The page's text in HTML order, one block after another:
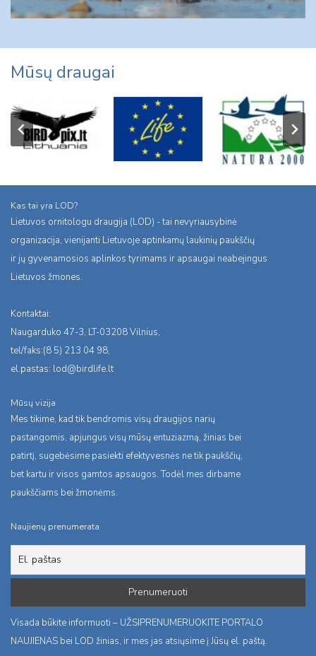
Mūsų draugai
Kas tai yra LOD?
Lietuvos ornitologu draugija (LOD) - tai nevyriausybinė
organizacija, vienijanti Lietuvoje aptinkamų laukinių paukščių
ir jų gyvenamosios aplinkos tyrimams ir apsaugai neabejingus
Lietuvos žmones.
Kontaktai:
Naugarduko 47-3, LT-03208 Vilnius,
tel/faks:(8 5) 213 04 98,
el.pastas: lod@birdlife.lt
Mūsų vizija
Mes tikime, kad tik bendromis visų draugijos narių
pastangomis, apjungus visų mūsų entuziazmą, žinias bei
patirtį, sugebėsime pasiekti efektyvesnės ne tik paukščių,
bet kartu ir visos gamtos apsaugos. Todėl mes dirbame
paukščiams bei žmonėms.
Naujienų prenumerata
Visada būkite informuoti – UŽSIPRENUMERUOKITE PORTALO
NAUJIENAS bei LOD žinias, ir mes jas atsiųsime į Jūsų el. paštą.